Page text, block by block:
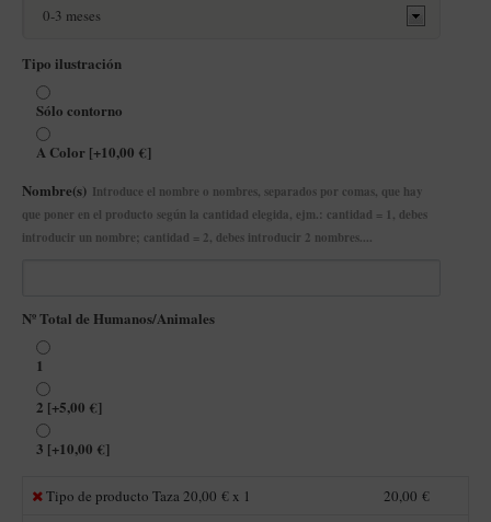
Tipo ilustración
Sólo contorno
A Color [+10,00 €]
Nombre(s) Introduce el nombre o nombres, separados por comas, que hay
que poner en el producto según la cantidad elegida, ejm.: cantidad = 1, debes
introducir un nombre; cantidad = 2, debes introducir 2 nombres....
Nº Total de Humanos/Animales
1
2 [+5,00 €]
3 [+10,00 €]
Tipo de producto Taza 20,00 € x 1 20,00 €